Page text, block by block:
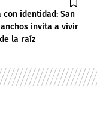
con identidad: San
invita a vivir
la raíz